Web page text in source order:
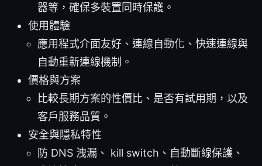
器等，確保多裝置同時保護。
使用體驗
應用程式介面友好、連線自動化、快速連線與
自動重新連線機制。
價格與方案
比較長期方案的性價比、是否有試用期，以及
客戶服務品質。
安全與隱私特性
防 DNS 洩漏、 kill switch、自動斷線保護、